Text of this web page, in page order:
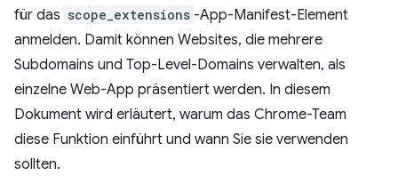
für das scope_extensions -App-Manifest-Element
anmelden. Damit können Websites, die mehrere
Subdomains und Top-Level-Domains verwalten, als
einzelne Web-App präsentiert werden. In diesem
Dokument wird erläutert, warum das Chrome-Team
diese Funktion einführt und wann Sie sie verwenden
sollten.